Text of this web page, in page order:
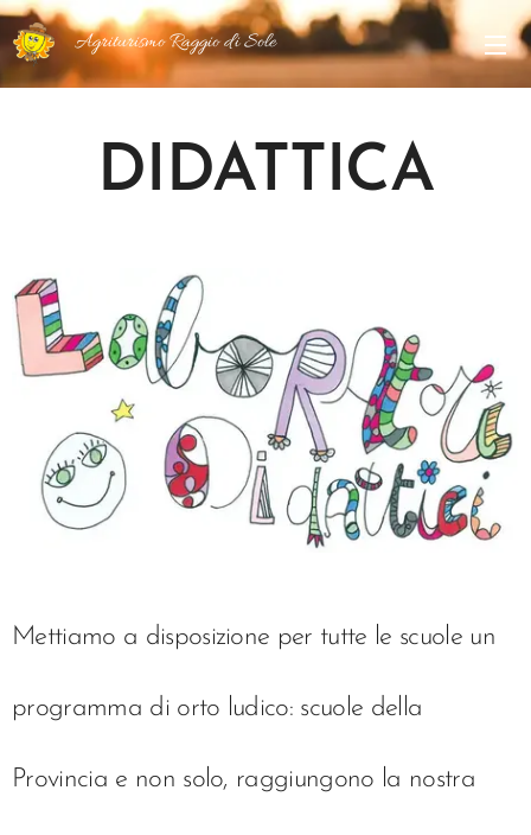
Agriturismo Raggio di Sole
DIDATTICA
Mettiamo a disposizione per tutte le scuole un
programma di orto ludico: scuole della
Provincia e non solo, raggiungono la nostra